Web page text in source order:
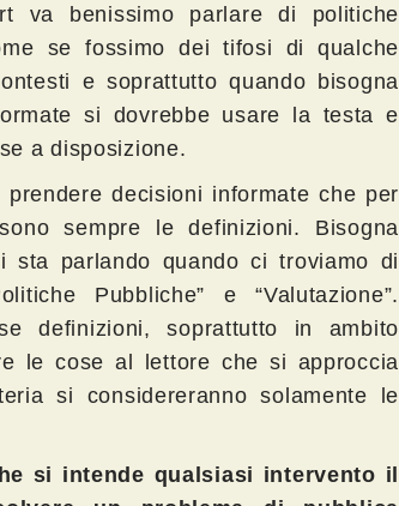
va benissimo parlare di politiche
se fossimo dei tifosi di qualche
e soprattutto quando bisogna
si dovrebbe usare la testa e
a disposizione.
decisioni informate che per
sempre le definizioni. Bisogna
parlando quando ci troviamo di
Pubbliche” e “Valutazione”.
definizioni, soprattutto in ambito
le cose al lettore che si approccia
si considereranno solamente le
si intende qualsiasi intervento il